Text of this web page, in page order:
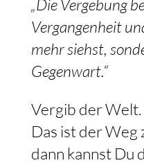
„Die Vergebung
Vergangenheit
mehr siehst,
Gegenwart.“
Vergib der
Das ist der
dann kannst Du